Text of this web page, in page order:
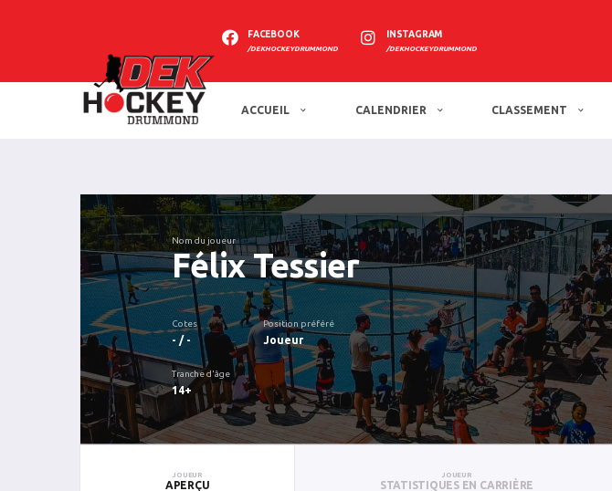
FACEBOOK
/DEKHOCKEYDRUMMOND
INSTAGRAM
/DEKHOCKEYDRUMMOND
ACCUEIL CALENDRIER CLASSEMENT
Nom du joueur
Félix Tessier
Cotes
- / -
Position préféré
Joueur
Tranche d'âge
14+
JOUEUR
APERÇU
JOUEUR
STATISTIQUES EN CARRIÈRE